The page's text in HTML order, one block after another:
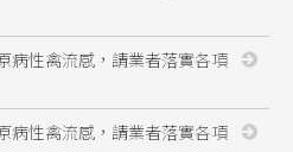
病性禽流感，請業者落實各項
病性禽流感，請業者落實各項